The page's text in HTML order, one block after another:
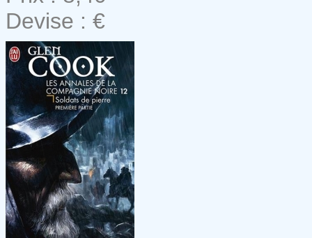
Devise : €